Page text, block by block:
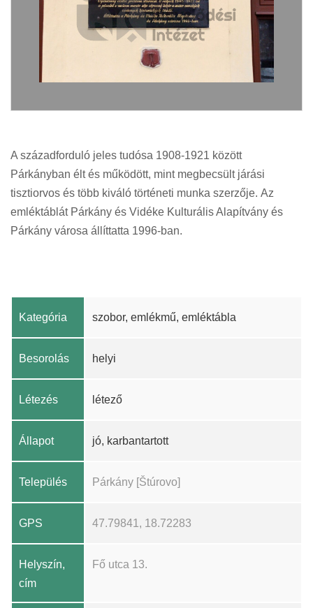
A századforduló jeles tudósa 1908-1921 között
Párkányban élt és működött, mint megbecsült járási
tisztiorvos és több kiváló történeti munka szerzője. Az
emléktáblát Párkány és Vidéke Kulturális Alapítvány és
Párkány városa állíttatta 1996-ban.
Kategória szobor, emlékmű, emléktábla
Besorolás helyi
Létezés létező
Állapot jó, karbantartott
Település Párkány [Štúrovo]
GPS 47.79841, 18.72283
Helyszín,
cím
Fő utca 13.